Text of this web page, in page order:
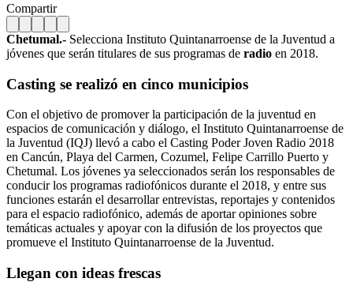
Compartir
Chetumal.- Selecciona Instituto Quintanarroense de la Juventud a
jóvenes que serán titulares de sus programas de radio en 2018.
Casting se realizó en cinco municipios
Con el objetivo de promover la participación de la juventud en
espacios de comunicación y diálogo, el Instituto Quintanarroense de
la Juventud (IQJ) llevó a cabo el Casting Poder Joven Radio 2018
en Cancún, Playa del Carmen, Cozumel, Felipe Carrillo Puerto y
Chetumal. Los jóvenes ya seleccionados serán los responsables de
conducir los programas radiofónicos durante el 2018, y entre sus
funciones estarán el desarrollar entrevistas, reportajes y contenidos
para el espacio radiofónico, además de aportar opiniones sobre
temáticas actuales y apoyar con la difusión de los proyectos que
promueve el Instituto Quintanarroense de la Juventud.
Llegan con ideas frescas